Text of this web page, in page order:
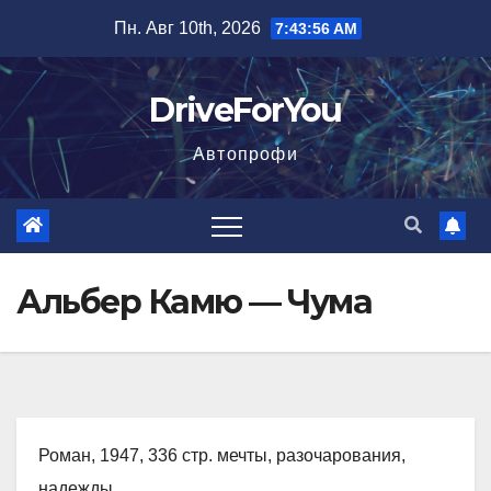
содержимому
Пн. Авг 10th, 2026 7:43:57 AM
DriveForYou
Автопрофи
Альбер Камю — Чума
Роман, 1947, 336 стр. мечты, разочарования,